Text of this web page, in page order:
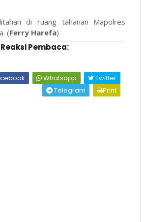
di ruang tahanan Mapolres
(Ferry Harefa)
Reaksi Pembaca:
Whatsapp
Twitter
Telegram
Print